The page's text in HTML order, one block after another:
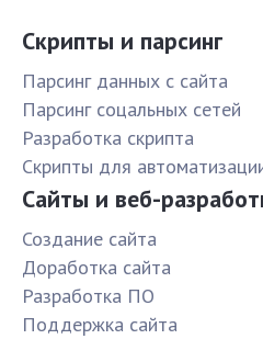
Скрипты и парсинг
Парсинг данных с сайта
Парсинг соцальных сетей
Разработка скрипта
Скрипты для
Сайты и веб-
Создание сайта
Доработка сайта
Разработка ПО
Поддержка сайта